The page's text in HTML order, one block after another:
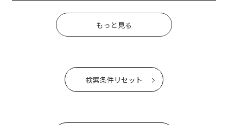
もっと見る
検索条件リセット